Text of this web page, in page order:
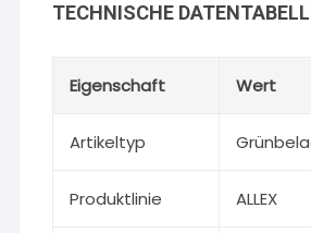
TECHNISCHE
Eigenschaft Wert
Artikeltyp
Produktlinie ALLEX